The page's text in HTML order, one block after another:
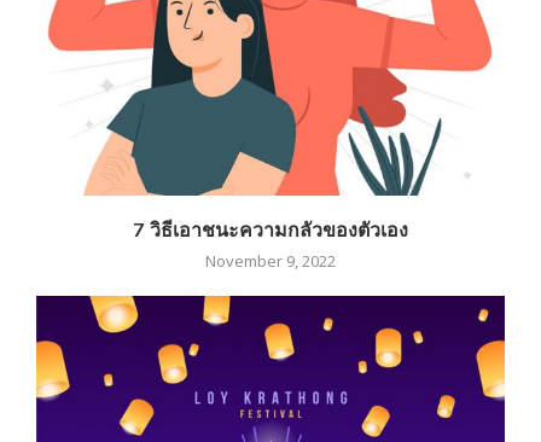
7 วิธีเอาชนะความกลัวของตัวเอง
November 9, 2022